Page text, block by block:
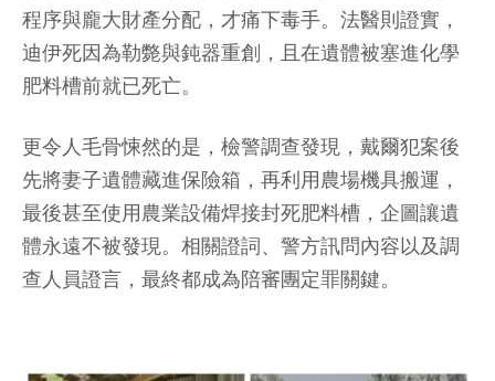
程序與龐大財產分配，才痛下毒手。法醫則證實，
迪伊死因為勒斃與鈍器重創，且在遺體被塞進化學
肥料槽前就已死亡。
更令人毛骨悚然的是，檢警調查發現，戴爾犯案後
先將妻子遺體藏進保險箱，再利用農場機具搬運，
最後甚至使用農業設備焊接封死肥料槽，企圖讓遺
體永遠不被發現。相關證詞、警方訊問內容以及調
查人員證言，最終都成為陪審團定罪關鍵。